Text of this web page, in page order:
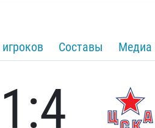
Составы Медиа
1:4